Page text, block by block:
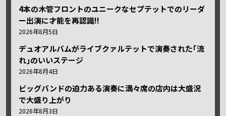
4本の木管フロントのユニークなセプテットでのリーダ
ー出演に才能を再認識!!
2026年8月5日
デュオアルバムがライブクァルテットで演奏された｢流
れ｣のいいステージ
2026年8月4日
ビッグバンドの迫力ある演奏に満々席の店内は大盛況
で大盛り上がり
2026年8月3日